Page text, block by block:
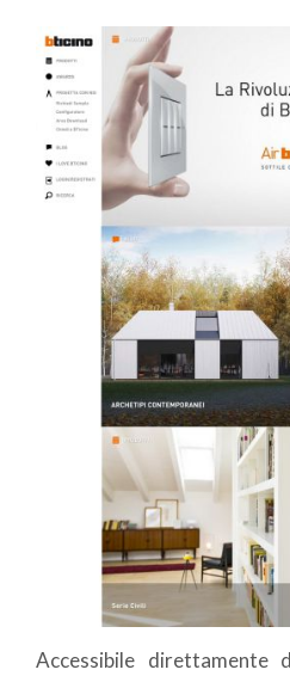
Accessibile direttamente